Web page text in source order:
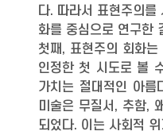
다. 따라서 표현주의
화를 중심으로 연구한
첫째, 표현주의 회화
인정한 첫 시도로 볼
가치는 절대적인 아름
미술은 무질서, 추함,
되었다. 이는 사회적